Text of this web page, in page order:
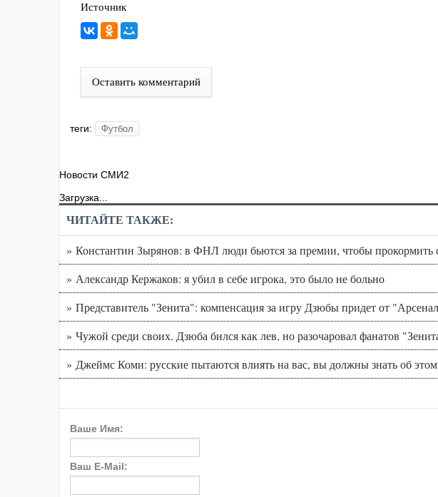
Источник
Оставить комментарий
теги: Футбол
Новости СМИ2
Загрузка...
ЧИТАЙТЕ ТАКЖЕ:
» Константин Зырянов: в ФНЛ люди бьются за премии, чтобы прокормить
» Александр Кержаков: я убил в себе игрока, это было не больно
» Представитель "Зенита": компенсация за игру Дзюбы придет от
» Чужой среди своих. Дзюба бился как лев, но разочаровал фанатов
» Джеймс Коми: русские пытаются влиять на вас, вы должны знать об этом
Ваше Имя:
Ваш E-Mail: